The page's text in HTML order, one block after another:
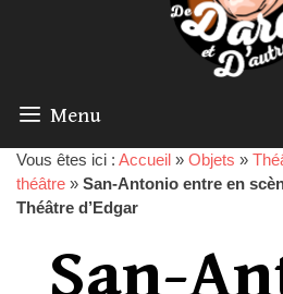
Menu
Vous êtes ici : Accueil » Objets »
théâtre » San-Antonio entre en
Théâtre d’Edgar
San-